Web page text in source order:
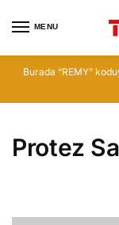
MENU
Burada “REMY”
Protez